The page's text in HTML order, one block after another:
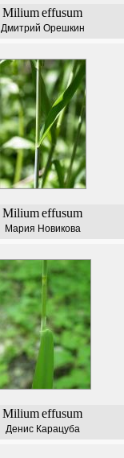
Miliumeffusum
Дмитрий Орешкин
Miliumeffusum
Мария Новикова
Miliumeffusum
Денис Карацуба